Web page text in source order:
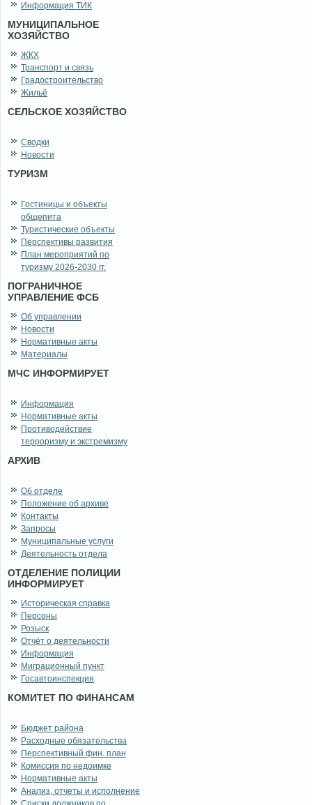
Информация ТИК
МУНИЦИПАЛЬНОЕ
ХОЗЯЙСТВО
ЖКХ
Транспорт и связь
Градостроительство
Жильё
СЕЛЬСКОЕ ХОЗЯЙСТВО
Сводки
Новости
ТУРИЗМ
Гостиницы и объекты
общепита
Туристические объекты
Перспективы развития
План мероприятий по
туризму 2026-2030 гг.
ПОГРАНИЧНОЕ
УПРАВЛЕНИЕ ФСБ
Об управлении
Новости
Нормативные акты
Материалы
МЧС ИНФОРМИРУЕТ
Информация
Нормативные акты
Противодействие
терроризму и экстремизму
АРХИВ
Об отделе
Положение об архиве
Контакты
Запросы
Муниципальные услуги
Деятельность отдела
ОТДЕЛЕНИЕ ПОЛИЦИИ
ИНФОРМИРУЕТ
Историческая справка
Персоны
Розыск
Отчёт о деятельности
Информация
Миграционный пункт
Госавтоинспекция
КОМИТЕТ ПО ФИНАНСАМ
Бюджет района
Расходные обязательства
Перспективный фин. план
Комиссия по недоимке
Нормативные акты
Анализ, отчеты и исполнение